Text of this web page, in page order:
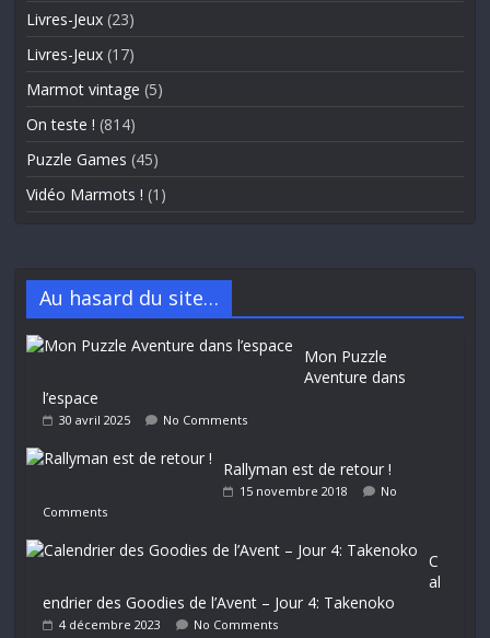
Livres-Jeux (23)
Livres-Jeux (17)
Marmot vintage (5)
On teste ! (814)
Puzzle Games (45)
Vidéo Marmots ! (1)
Au hasard du site…
Mon Puzzle
Aventure dans
l’espace
30 avril 2025 No Comments
Rallyman est de retour !
15 novembre 2018
No
Comments
C
al
endrier des Goodies de l’Avent – Jour 4: Takenoko
4 décembre 2023 No Comments